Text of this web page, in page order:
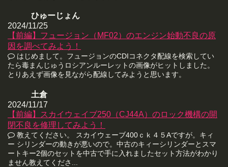
ひゅーじょん
2024/11/25
【前編】フュージョン（MF02）のエンジン始動不良の原
因を調べてみよう！
はじめまして。フュージョンのCDIコネクタ配線を検索してい
たら毒まんじゅうロシアンルーレットの画像がヒットしました。
とりあえず画像を見ながら配線してみようと思います。
土倉
2024/11/17
【前編】スカイウェイブ250（CJ44A）のロック機構の開
閉不良を修理してみよう！
教えてください。 スカイウェーブ400ｃｋ４５Aですが。キィ
ー シリンダーの動きが悪いので。中古のキィーシリンダーとスマ
ートキー2個のセットを中古で手に入れましたセット方法がわかり
ません教えてくださ...